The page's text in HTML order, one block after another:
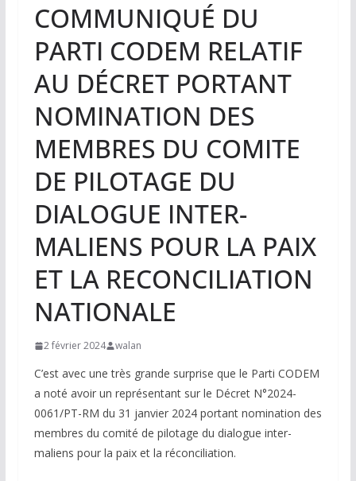
COMMUNIQUÉ DU
PARTI CODEM RELATIF
AU DÉCRET PORTANT
NOMINATION DES
MEMBRES DU COMITE
DE PILOTAGE DU
DIALOGUE INTER-
MALIENS POUR LA PAIX
ET LA RECONCILIATION
NATIONALE
2 février 2024 walan
C’est avec une très grande surprise que le Parti CODEM
a noté avoir un représentant sur le Décret N°2024-
0061/PT-RM du 31 janvier 2024 portant nomination des
membres du comité de pilotage du dialogue inter-
maliens pour la paix et la réconciliation.